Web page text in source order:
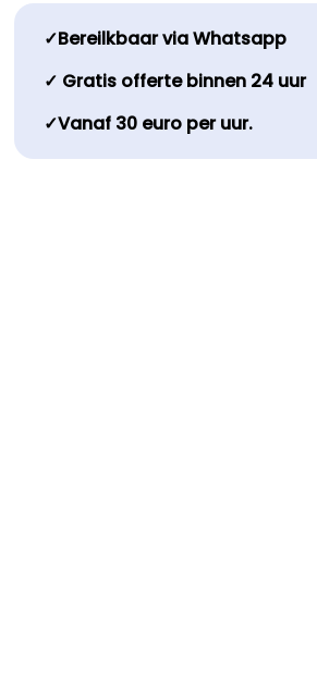
✓Bereilkbaar via Whatsapp
✓ Gratis offerte binnen 24 uur
✓Vanaf 30 euro per uur.